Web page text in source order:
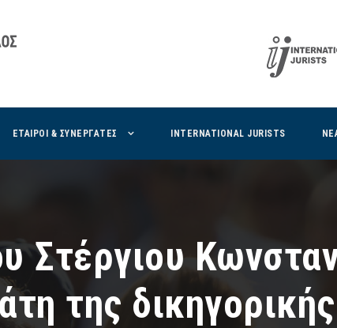
ΕΤΑΙΡΟΙ & ΣΥΝΕΡΓΑΤΕΣ INTERNATIONAL JURISTS
Στέργιου
της